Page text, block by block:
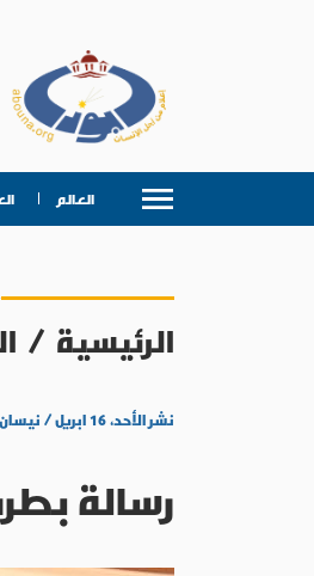
العالم
الرئيسية /
نشر الأحد، ١٦ ابريل / نيسان ٢٠٢٣
رسالة